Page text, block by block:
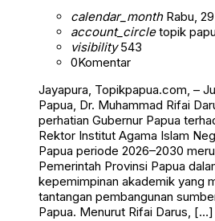
calendar_monthRabu,
account_circletopik
visibility543
0Komentar
Jayapura, Topikpapua.com, –
Papua, Dr. Muhammad Rifai
perhatian Gubernur Papua
Rektor Institut Agama Islam
Papua periode 2026–2030
Pemerintah Provinsi Papua
kepemimpinan akademik yang
tantangan pembangunan
Papua. Menurut Rifai Darus, […]